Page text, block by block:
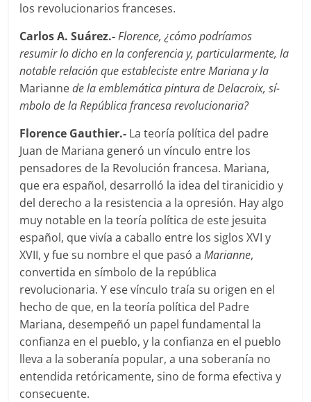
los revolucionarios franceses.
Carlos A. Suárez.- Florence, ¿cómo podrí­amos
resumir lo dicho en la conferencia y, particularmente, la
notable relación que estableciste entre Mariana y la
Mariannede la emblemática pintura de Delacroix, sí­
mbolo de la República francesa revolucionaria?
Florence Gauthier.- La teorí­a polí­tica del padre
Juan de Mariana generó un vínculo entre los
pensadores de la Revolución francesa. Mariana,
que era español, desarrolló la idea del tiranicidio y
del derecho a la resistencia a la opresión. Hay algo
muy notable en la teorí­a polí­tica de este jesuita
español, que vivía a caballo entre los siglos XVI y
XVII, y fue su nombre el que pasó aMarianne,
convertida en símbolo de la república
revolucionaria. Y ese ví­nculo traí­a su origen en el
hecho de que, en la teoría polí­tica del Padre
Mariana, desempeñó un papel fundamental la
confianza en el pueblo, y la confianza en el pueblo
lleva a la soberanía popular, a una soberaní­a no
entendida retóricamente, sino de forma efectiva y
consecuente.